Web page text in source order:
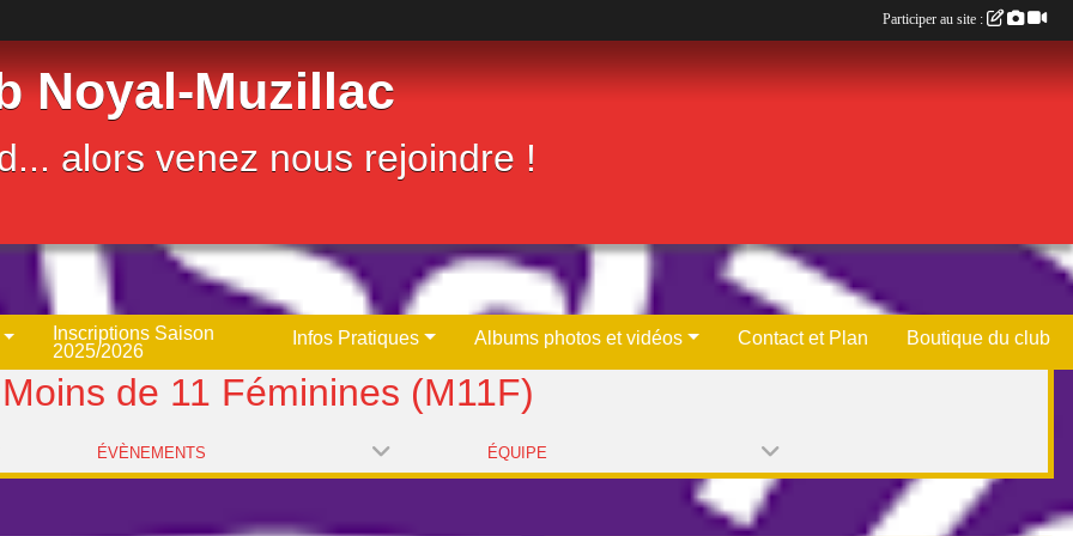
Noyal-Muzillac
alors venez nous rejoindre !
Inscriptions Saison
2025/2026
Infos Pratiques Albums photos et vidéos Contact et Plan Boutique du club
Moins de 11 Féminines (M11F)
ÉVÈNEMENTS ÉQUIPE
Participer au site :